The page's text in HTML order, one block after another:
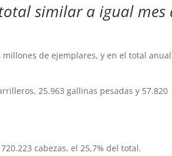
similar a igual mes
de ejemplares, y en el total anual
25.963 gallinas pesadas y 57.820
cabezas, el 25,7% del total.